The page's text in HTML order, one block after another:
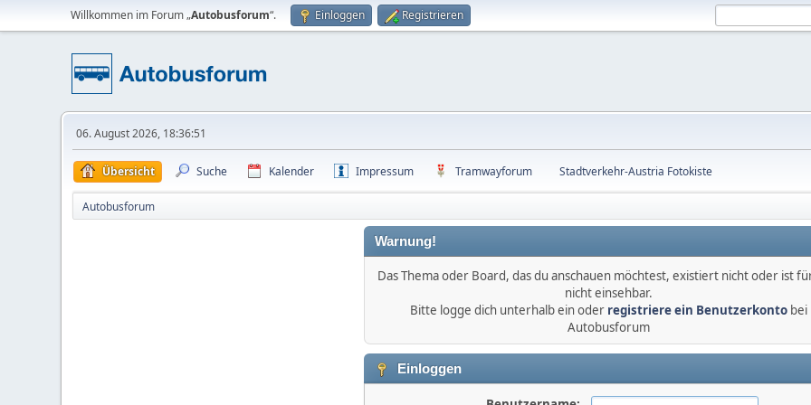
Willkommen im Forum „Autobusforum“. Einloggen Registrieren
06. August 2026, 18:36:51
Übersicht Suche Kalender Impressum Tramwayforum Stadtverkehr-Austria Fotokiste
Autobusforum
Warnung!
Das Thema oder Board, das du anschauen möchtest, existiert nicht oder ist
nicht einsehbar.
Bitte logge dich unterhalb ein oder registriere ein Benutzerkontobei
Autobusforum
Einloggen